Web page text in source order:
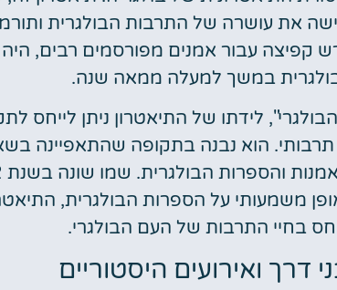
את עושרה של התרבות הבולגרית
קפיצה עבור אמנים מפורסמים רבים,
במשך למעלה ממאה שנה.
לידתו של התיאטרון ניתן לייחס
הוא נבנה בתקופה שהתאפיינה
משמעותי על הספרות הבולגרית,
בחיי התרבות של העם הבולגרי.
דרך ואירועים היסטוריים